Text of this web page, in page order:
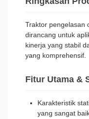
Traktor pengelasan
dirancang untuk
kinerja yang stabil
yang komprehensif.
Fitur Utama &
Karakteristik
yang sangat